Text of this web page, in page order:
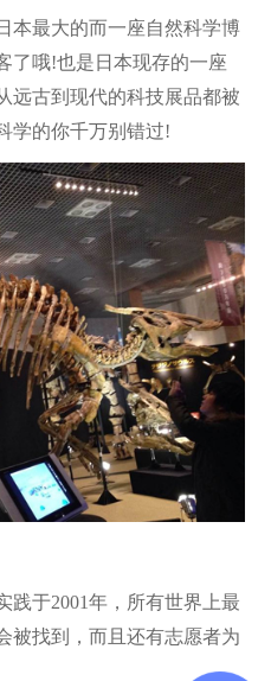
最大的而一座自然科学博
了哦!也是日本现存的一座
远古到现代的科技展品都被
学的你千万别错过!
于2001年，所有世界上最
被找到，而且还有志愿者为